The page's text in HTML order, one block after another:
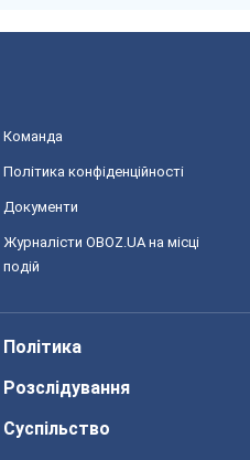
Команда
Політика конфіденційності
Документи
Журналісти OBOZ.UA на місці
подій
Політика
Розслідування
Суспільство